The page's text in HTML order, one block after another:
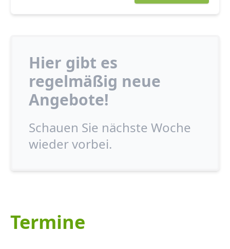
Hier gibt es
regelmäßig neue
Angebote!
Schauen Sie nächste Woche
wieder vorbei.
Termine